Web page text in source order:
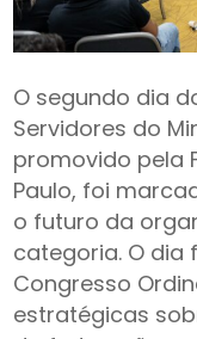
O segundo dia
Servidores do
promovido pela
Paulo, foi
o futuro da
categoria. O dia
Congresso
estratégicas